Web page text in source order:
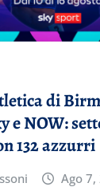
di
e NOW:
132 azzurri
Ago 7,